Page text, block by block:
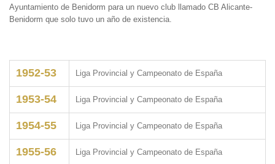
Ayuntamiento de Benidorm para un nuevo club llamado CB Alicante-
Benidorm que solo tuvo un año de existencia.
1952-53 Liga Provincial y Campeonato de España
1953-54 Liga Provincial y Campeonato de España
1954-55 Liga Provincial y Campeonato de España
1955-56 Liga Provincial y Campeonato de España